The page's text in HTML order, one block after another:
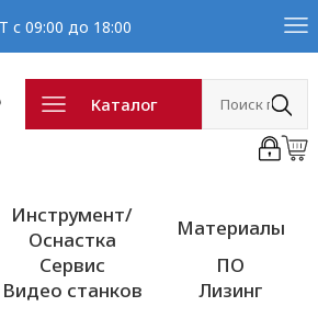
с 09:00 до 18:00
Каталог
Инструмент/
Оснастка
Материалы
Сервис
ПО
Видео станков Лизинг